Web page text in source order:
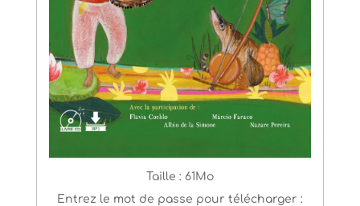
Taille : 61Mo
Entrez le mot de passe pour télécharger :